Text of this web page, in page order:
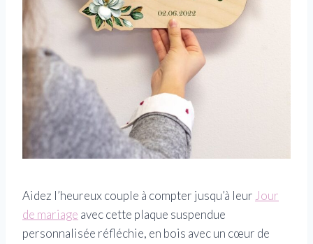
Aidez l’heureux couple à compter jusqu’à leur Jour
de mariage avec cette plaque suspendue
personnalisée réfléchie, en bois avec un cœur de